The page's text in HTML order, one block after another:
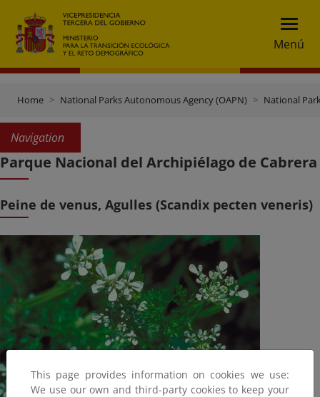
Menú
Home National Parks Autonomous Agency (OAPN) National
Navigation
Parque Nacional del Archipiélago de Cabrera
Peine de venus, Agulles (Scandix pecten veneris)
This page provides information on cookies we use:
We use our own and third-party cookies to keep your